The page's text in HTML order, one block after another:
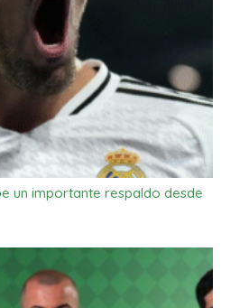
un importante respaldo desde